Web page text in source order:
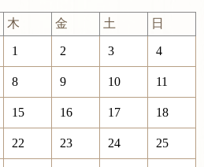
木 金 土 日
1 2 3 4
8 9 10 11
15 16 17 18
22 23 24 25